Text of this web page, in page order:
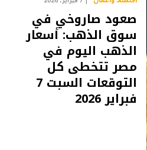
صعود صاروخي في
سوق الذهب: أسعار
الذهب اليوم في
مصر تتخطى كل
التوقعات السبت 7
فبراير 2026